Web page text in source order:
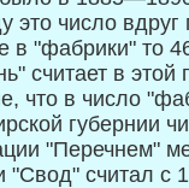
это число
в "фабрики" то
считает в
что в число
губернии
"Перечнем"
"Свод" считал